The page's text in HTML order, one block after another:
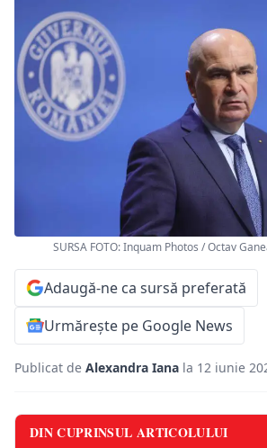
SURSA FOTO: Inquam Photos / Octav
Adaugă-ne ca sursă preferată
Urmărește pe Google News
Publicat de Alexandra Iana la 12 iunie
DIN CUPRINSUL ARTICOLULUI